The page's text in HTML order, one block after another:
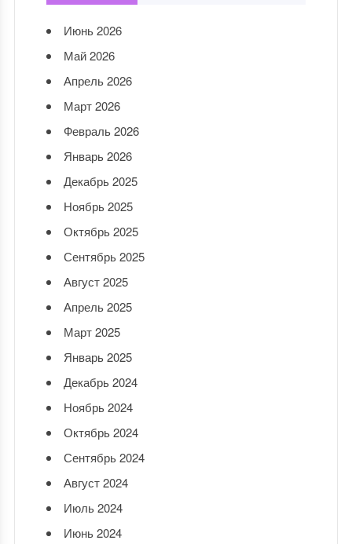
Июнь 2026
Май 2026
Апрель 2026
Март 2026
Февраль 2026
Январь 2026
Декабрь 2025
Ноябрь 2025
Октябрь 2025
Сентябрь 2025
Август 2025
Апрель 2025
Март 2025
Январь 2025
Декабрь 2024
Ноябрь 2024
Октябрь 2024
Сентябрь 2024
Август 2024
Июль 2024
Июнь 2024